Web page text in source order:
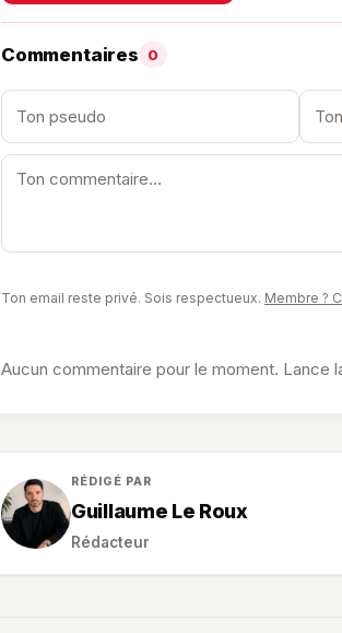
Commentaires 0
Ton email reste privé. Sois respectueux. Membre ?
Aucun commentaire pour le moment. Lance
RÉDIGÉ PAR
Guillaume Le Roux
Rédacteur